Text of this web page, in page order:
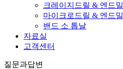
크레이지드릴 & 엔드밀
마이크로드릴 & 엔드밀
밴드 소 톱날
자료실
고객센터
질문과답변